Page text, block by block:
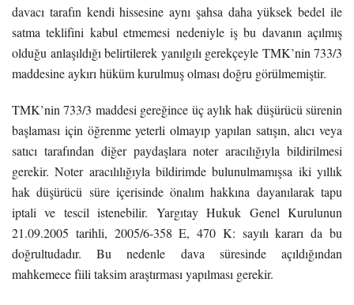
davacı tarafın kendi hissesine aynı şahsa daha yüksek bedel ile
satma teklifini kabul etmemesi nedeniyle iş bu davanın açılmış
olduğu anlaşıldığı belirtilerek yanılgılı gerekçeyle TMK’nin 733/3
maddesine aykırı hüküm kurulmuş olması doğru görülmemiştir.
TMK’nin 733/3 maddesi gereğince üç aylık hak düşürücü sürenin
başlaması için öğrenme yeterli olmayıp yapılan satışın, alıcı veya
satıcı tarafından diğer paydaşlara noter aracılığıyla bildirilmesi
gerekir. Noter aracılılığıyla bildirimde bulunulmamışsa iki yıllık
hak düşürücü süre içerisinde önalım hakkına dayanılarak tapu
iptali ve tescil istenebilir. Yargıtay Hukuk Genel Kurulunun
21.09.2005 tarihli, 2005/6-358 E, 470 K: sayılı kararı da bu
doğrultudadır. Bu nedenle dava süresinde açıldığından
mahkemece fiili taksim araştırması yapılması gerekir.